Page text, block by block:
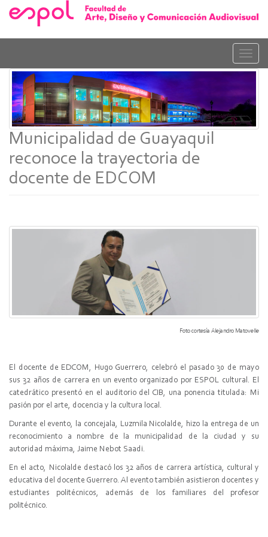
principal
Toggle
Municipalidad de Guayaquil
reconoce la trayectoria de
docente de EDCOM
Foto cortesía Alejandro Matovelle
El docente de EDCOM, Hugo Guerrero, celebró el pasado 30 de mayo
sus 32 años de carrera en un evento organizado por ESPOL cultural. El
catedrático presentó en el auditorio del CIB, una ponencia titulada: Mi
pasión por el arte, docencia y la cultura local.
Durante el evento, la concejala, Luzmila Nicolalde, hizo la entrega de un
reconocimiento a nombre de la municipalidad de la ciudad y su
autoridad máxima, Jaime Nebot Saadi.
En el acto, Nicolalde destacó los 32 años de carrera artística, cultural y
educativa del docente Guerrero. Al evento también asistieron docentes y
estudiantes politécnicos, además de los familiares del profesor
politécnico.